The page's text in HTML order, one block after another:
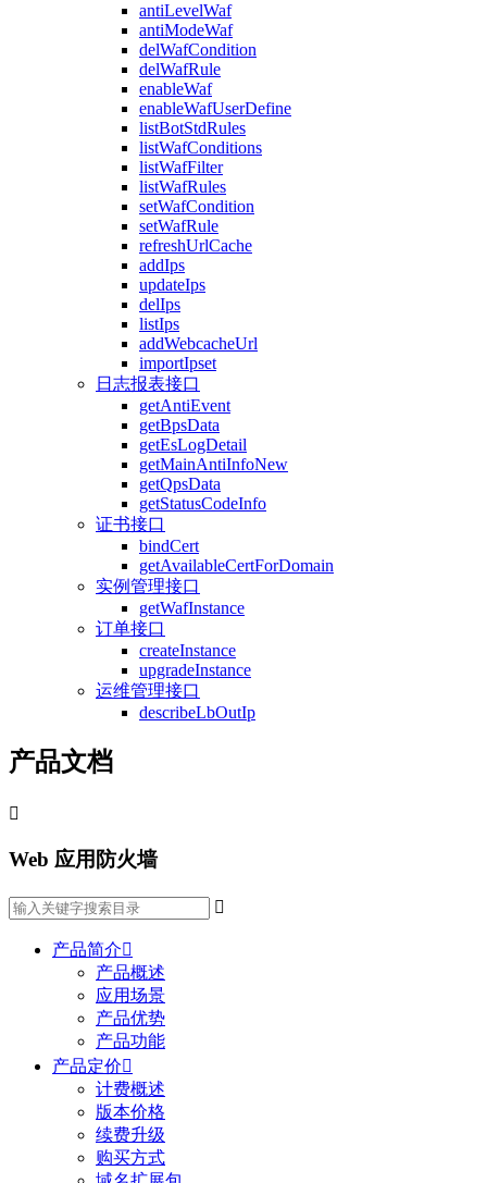
antiLevelWaf
antiModeWaf
delWafCondition
delWafRule
enableWaf
enableWafUserDefine
listBotStdRules
listWafConditions
listWafFilter
listWafRules
setWafCondition
setWafRule
refreshUrlCache
addIps
updateIps
delIps
listIps
addWebcacheUrl
importIpset
日志报表接口
getAntiEvent
getBpsData
getEsLogDetail
getMainAntiInfoNew
getQpsData
getStatusCodeInfo
证书接口
bindCert
getAvailableCertForDomain
实例管理接口
getWafInstance
订单接口
createInstance
upgradeInstance
运维管理接口
describeLbOutIp
产品文档

Web 应用防火墙

产品简介
产品概述
应用场景
产品优势
产品功能
产品定价
计费概述
版本价格
续费升级
购买方式